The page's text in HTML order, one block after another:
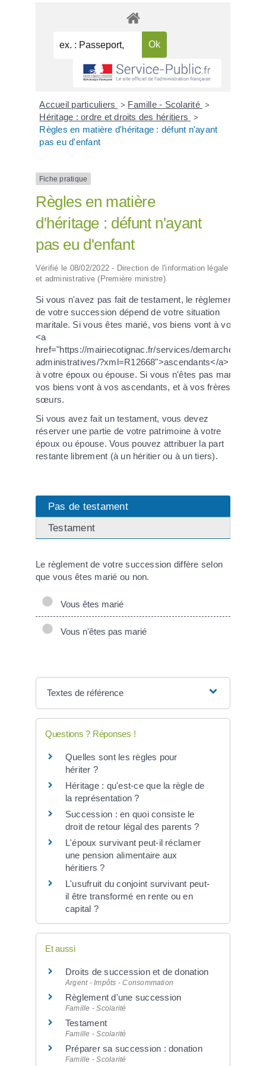
Accueil particuliers > Famille - Scolarité >
Héritage : ordre et droits des héritiers >
Règles en matière d'héritage : défunt n'ayant
pas eu d'enfant
Fiche pratique
Règles en matière
d'héritage : défunt n'ayant
pas eu d'enfant
Vérifié le 08/02/2022 - Direction de l'information légale
et administrative (Première ministre)
Si vous n'avez pas fait de testament, le règlement
de votre succession dépend de votre situation
maritale. Si vous êtes marié, vos biens vont à vos
<a
href="https://mairiecotignac.fr/services/demarches-
administratives/?xml=R12668">ascendants</a> et
à votre époux ou épouse. Si vous n'êtes pas marié,
vos biens vont à vos ascendants, et à vos frères et
sœurs.
Si vous avez fait un testament, vous devez
réserver une partie de votre patrimoine à votre
époux ou épouse. Vous pouvez attribuer la part
restante librement (à un héritier ou à un tiers).
Pas de testament
Testament
Le règlement de votre succession diffère selon
que vous êtes marié ou non.
Vous êtes marié
Vous n'êtes pas marié
Textes de référence
Questions ? Réponses !
Quelles sont les règles pour
hériter ?
Héritage : qu'est-ce que la règle de
la représentation ?
Succession : en quoi consiste le
droit de retour légal des parents ?
L'époux survivant peut-il réclamer
une pension alimentaire aux
héritiers ?
L'usufruit du conjoint survivant peut-
il être transformé en rente ou en
capital ?
Et aussi
Droits de succession et de donation
Argent - Impôts - Consommation
Règlement d'une succession
Famille - Scolarité
Testament
Famille - Scolarité
Préparer sa succession : donation
Famille - Scolarité